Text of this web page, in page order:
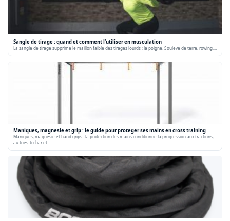
Sangle de tirage : quand et comment l’utiliser en musculation
La sangle de tirage supprime le maillon faible des tirages lourds : la poigne. Souleve de terre, rowing,…
Maniques, magnesie et grip : le guide pour proteger ses mains en cross training
Maniques, magnesie et hand grips : la protection des mains conditionne la progression aux tractions,
au toes-to-bar et…